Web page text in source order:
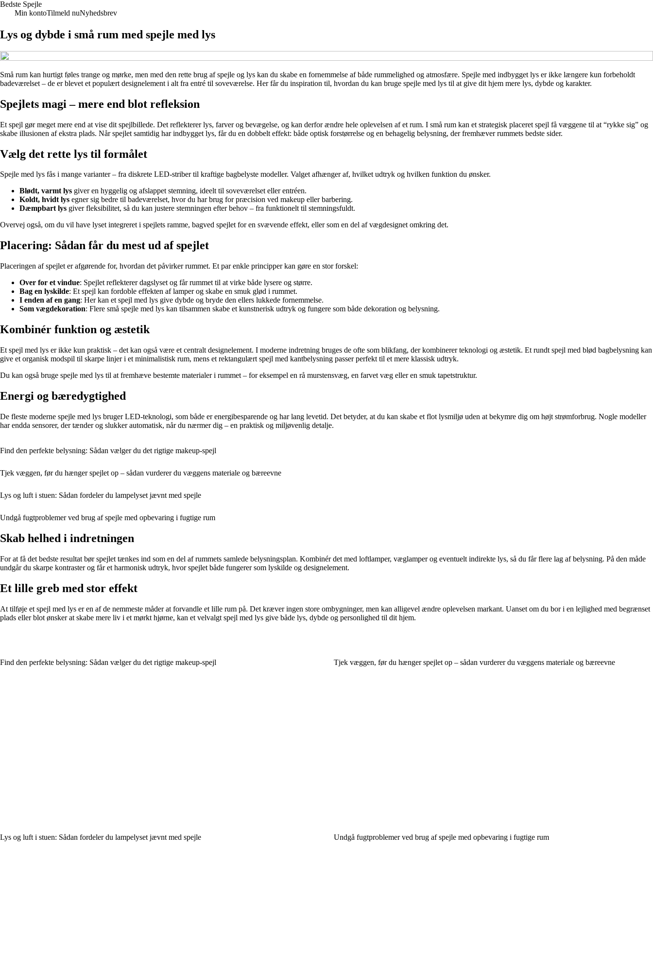
Bedste Spejle
Min kontoTilmeld nuNyhedsbrev
Lys og dybde i små rum med spejle med lys
Små rum kan hurtigt føles trange og mørke, men med den rette brug af spejle og lys kan du skabe en fornemmelse af både rummelighed og atmosfære. Spejle med indbygget lys er ikke længere kun forbeholdt
badeværelset – de er blevet et populært designelement i alt fra entré til soveværelse. Her får du inspiration til, hvordan du kan bruge spejle med lys til at give dit hjem mere lys, dybde og karakter.
Spejlets magi – mere end blot refleksion
Et spejl gør meget mere end at vise dit spejlbillede. Det reflekterer lys, farver og bevægelse, og kan derfor ændre hele oplevelsen af et rum. I små rum kan et strategisk placeret spejl få væggene til at “rykke sig” og
skabe illusionen af ekstra plads. Når spejlet samtidig har indbygget lys, får du en dobbelt effekt: både optisk forstørrelse og en behagelig belysning, der fremhæver rummets bedste sider.
Vælg det rette lys til formålet
Spejle med lys fås i mange varianter – fra diskrete LED-striber til kraftige bagbelyste modeller. Valget afhænger af, hvilket udtryk og hvilken funktion du ønsker.
Blødt, varmt lys giver en hyggelig og afslappet stemning, ideelt til soveværelset eller entréen.
Koldt, hvidt lys egner sig bedre til badeværelset, hvor du har brug for præcision ved makeup eller barbering.
Dæmpbart lys giver fleksibilitet, så du kan justere stemningen efter behov – fra funktionelt til stemningsfuldt.
Overvej også, om du vil have lyset integreret i spejlets ramme, bagved spejlet for en svævende effekt, eller som en del af vægdesignet omkring det.
Placering: Sådan får du mest ud af spejlet
Placeringen af spejlet er afgørende for, hvordan det påvirker rummet. Et par enkle principper kan gøre en stor forskel:
Over for et vindue: Spejlet reflekterer dagslyset og får rummet til at virke både lysere og større.
Bag en lyskilde: Et spejl kan fordoble effekten af lamper og skabe en smuk glød i rummet.
I enden af en gang: Her kan et spejl med lys give dybde og bryde den ellers lukkede fornemmelse.
Som vægdekoration: Flere små spejle med lys kan tilsammen skabe et kunstnerisk udtryk og fungere som både dekoration og belysning.
Kombinér funktion og æstetik
Et spejl med lys er ikke kun praktisk – det kan også være et centralt designelement. I moderne indretning bruges de ofte som blikfang, der kombinerer teknologi og æstetik. Et rundt spejl med blød bagbelysning kan
give et organisk modspil til skarpe linjer i et minimalistisk rum, mens et rektangulært spejl med kantbelysning passer perfekt til et mere klassisk udtryk.
Du kan også bruge spejle med lys til at fremhæve bestemte materialer i rummet – for eksempel en rå murstensvæg, en farvet væg eller en smuk tapetstruktur.
Energi og bæredygtighed
De fleste moderne spejle med lys bruger LED-teknologi, som både er energibesparende og har lang levetid. Det betyder, at du kan skabe et flot lysmiljø uden at bekymre dig om højt strømforbrug. Nogle modeller
har endda sensorer, der tænder og slukker automatisk, når du nærmer dig – en praktisk og miljøvenlig detalje.
Find den perfekte belysning: Sådan vælger du det rigtige makeup-spejl
Tjek væggen, før du hænger spejlet op – sådan vurderer du væggens materiale og bæreevne
Lys og luft i stuen: Sådan fordeler du lampelyset jævnt med spejle
Undgå fugtproblemer ved brug af spejle med opbevaring i fugtige rum
Skab helhed i indretningen
For at få det bedste resultat bør spejlet tænkes ind som en del af rummets samlede belysningsplan. Kombinér det med loftlamper, væglamper og eventuelt indirekte lys, så du får flere lag af belysning. På den måde
undgår du skarpe kontraster og får et harmonisk udtryk, hvor spejlet både fungerer som lyskilde og designelement.
Et lille greb med stor effekt
At tilføje et spejl med lys er en af de nemmeste måder at forvandle et lille rum på. Det kræver ingen store ombygninger, men kan alligevel ændre oplevelsen markant. Uanset om du bor i en lejlighed med begrænset
plads eller blot ønsker at skabe mere liv i et mørkt hjørne, kan et velvalgt spejl med lys give både lys, dybde og personlighed til dit hjem.
Find den perfekte belysning: Sådan vælger du det rigtige makeup-spejl Tjek væggen, før du hænger spejlet op – sådan vurderer du væggens materiale og bæreevne
Lys og luft i stuen: Sådan fordeler du lampelyset jævnt med spejle Undgå fugtproblemer ved brug af spejle med opbevaring i fugtige rum